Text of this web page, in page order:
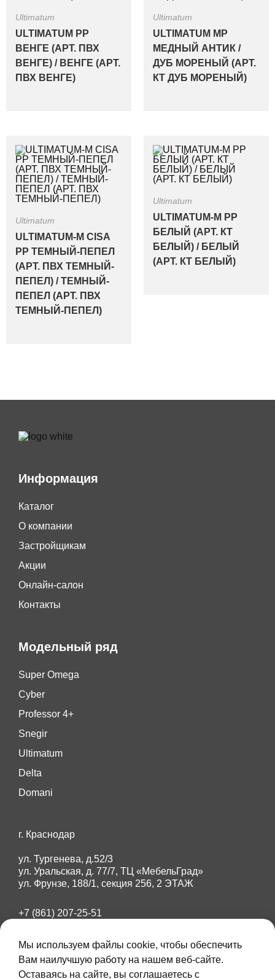
Ultimatum
ULTIMATUM PP
ВЕНГЕ (АРТ. ПВХ
ВЕНГЕ) / ВЕНГЕ (АРТ.
ПВХ ВЕНГЕ)
Ultimatum
ULTIMATUM MP
МЕДНЫЙ АНТИК /
ДУБ МОРЕНЫЙ (АРТ.
КТ ДУБ МОРЕНЫЙ)
Ultimatum
ULTIMATUM-M CISA
PP ТЕМНЫЙ-ПЕПЕЛ
(АРТ. ПВХ ТЕМНЫЙ-
ПЕПЕЛ) / ТЕМНЫЙ-
ПЕПЕЛ (АРТ. ПВХ
ТЕМНЫЙ-ПЕПЕЛ)
Ultimatum
ULTIMATUM-M PP
БЕЛЫЙ (АРТ. КТ
БЕЛЫЙ) / БЕЛЫЙ
(АРТ. КТ БЕЛЫЙ)
Информация
Каталог
О компании
Застройщикам
Акции
Онлайн-салон
Контакты
Модельный ряд
Super Omega
Cyber
Professor 4+
Snegir
Ultimatum
Delta
Domani
г. Краснодар
ул. Тургенева, д.52/3
ул. Уральская, д. 77/7, ТЦ «МебельГрад»
ул. Фрунзе, 188/1, секция 256, 2 ЭТАЖ
+7 (861) 207-25-51
amberdoors23@mail.ru
Max Telegram
Мы используем файлы cookie, чтобы обеспечить
Вам наилучшую работу на нашем веб-сайте.
Оставаясь на сайте, вы соглашаетесь с